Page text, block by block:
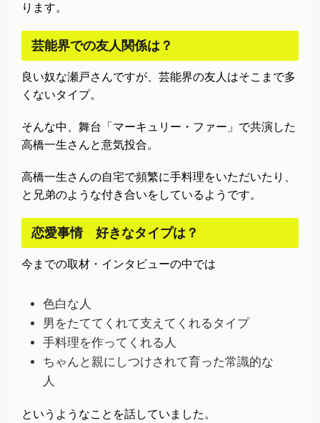
ります。
芸能界での友人関係は？
良い奴な瀬戸さんですが、芸能界の友人はそこまで多
くないタイプ。
そんな中、舞台「マーキュリー・ファー」で共演した
高橋一生さんと意気投合。
高橋一生さんの自宅で頻繁に手料理をいただいたり、
と兄弟のような付き合いをしているようです。
恋愛事情 好きなタイプは？
今までの取材・インタビューの中では
色白な人
男をたててくれて支えてくれるタイプ
手料理を作ってくれる人
ちゃんと親にしつけされて育った常識的な
人
というようなことを話していました。